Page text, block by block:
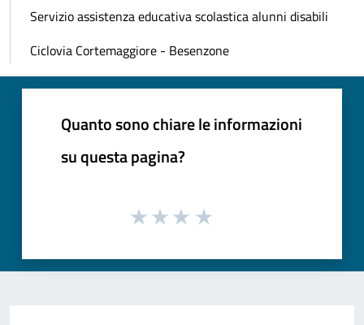
Servizio assistenza educativa scolastica alunni disabili
Ciclovia Cortemaggiore - Besenzone
Quanto sono chiare le informazioni
su questa pagina?